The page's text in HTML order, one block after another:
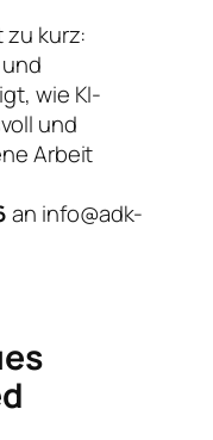
zu kurz:
wie KI-
und
Arbeit
an info@adk-